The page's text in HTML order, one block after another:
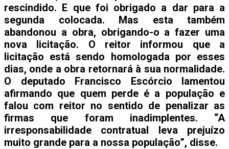
rescindido. E que foi obrigado a dar para a
segunda colocada. Mas esta também
abandonou a obra, obrigando-o a fazer uma
nova licitação. O reitor informou que a
licitação está sendo homologada por esses
dias, onde a obra retornará à sua normalidade.
O deputado Francisco Escórcio lamentou
afirmando que quem perde é a população e
falou com reitor no sentido de penalizar as
firmas que foram inadimplentes. “A
irresponsabilidade contratual leva prejuízo
muito grande para a nossa população”, disse.